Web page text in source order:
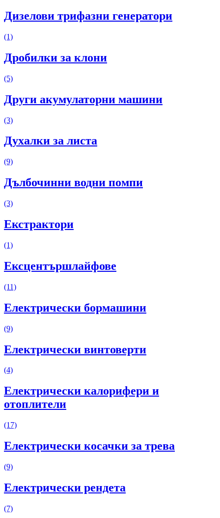
Дизелови трифазни генератори
(1)
Дробилки за клони
(5)
Други акумулаторни машини
(3)
Духалки за листа
(9)
Дълбочинни водни помпи
(3)
Екстрактори
(1)
Ексцентършлайфове
(11)
Електрически бормашини
(9)
Електрически винтоверти
(4)
Електрически калорифери и
отоплители
(17)
Електрически косачки за трева
(9)
Електрически рендета
(7)